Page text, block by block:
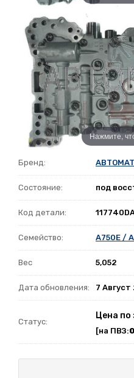
Нажмите,
Бренд: ABTOMAT
Состояние: под
Код детали:
Семейство: A750E /
Вес 5,052
Дата обновления: 7
Статус:
Цена по
[на ПВЗ:0